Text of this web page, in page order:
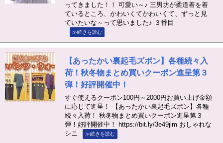
ってきました！！ 可愛い～♪ 三男坊が柔道着を着
ているところ、かわいくてかわいくて、ずっと見
ていたいな～って思いました♪ ３番目
≫続きを読む
【あったかい裏起毛ズボン】各種続々入
荷！秋冬物まとめ買いクーポン進呈第３
弾！好評開催中！
すぐ使えるクーポン100円～2000円お買い上げ金額
に応じて進呈！ 【あったかい裏起毛ズボン】各種
続々入荷！ 秋冬物まとめ買いクーポン進呈第３
弾！好評開催中！ https://bit.ly/3e49jim おしゃれな
シニ
≫続きを読む